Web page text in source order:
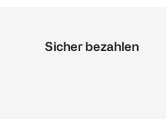
Sicher bezahlen